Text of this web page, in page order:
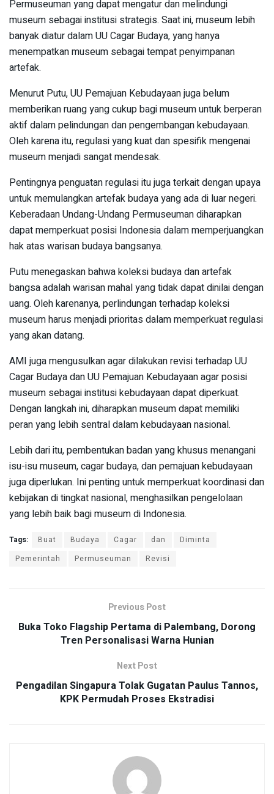
Permuseuman yang dapat mengatur dan melindungi
museum sebagai institusi strategis. Saat ini, museum lebih
banyak diatur dalam UU Cagar Budaya, yang hanya
menempatkan museum sebagai tempat penyimpanan
artefak.
Menurut Putu, UU Pemajuan Kebudayaan juga belum
memberikan ruang yang cukup bagi museum untuk berperan
aktif dalam pelindungan dan pengembangan kebudayaan.
Oleh karena itu, regulasi yang kuat dan spesifik mengenai
museum menjadi sangat mendesak.
Pentingnya penguatan regulasi itu juga terkait dengan upaya
untuk memulangkan artefak budaya yang ada di luar negeri.
Keberadaan Undang-Undang Permuseuman diharapkan
dapat memperkuat posisi Indonesia dalam memperjuangkan
hak atas warisan budaya bangsanya.
Putu menegaskan bahwa koleksi budaya dan artefak
bangsa adalah warisan mahal yang tidak dapat dinilai dengan
uang. Oleh karenanya, perlindungan terhadap koleksi
museum harus menjadi prioritas dalam memperkuat regulasi
yang akan datang.
AMI juga mengusulkan agar dilakukan revisi terhadap UU
Cagar Budaya dan UU Pemajuan Kebudayaan agar posisi
museum sebagai institusi kebudayaan dapat diperkuat.
Dengan langkah ini, diharapkan museum dapat memiliki
peran yang lebih sentral dalam kebudayaan nasional.
Lebih dari itu, pembentukan badan yang khusus menangani
isu-isu museum, cagar budaya, dan pemajuan kebudayaan
juga diperlukan. Ini penting untuk memperkuat koordinasi dan
kebijakan di tingkat nasional, menghasilkan pengelolaan
yang lebih baik bagi museum di Indonesia.
Tags: Buat Budaya Cagar dan
Diminta
Pemerintah
Permuseuman Revisi
Previous Post
Buka Toko Flagship Pertama di Palembang, Dorong
Tren Personalisasi Warna Hunian
Next Post
Pengadilan Singapura Tolak Gugatan Paulus Tannos,
KPK Permudah Proses Ekstradisi